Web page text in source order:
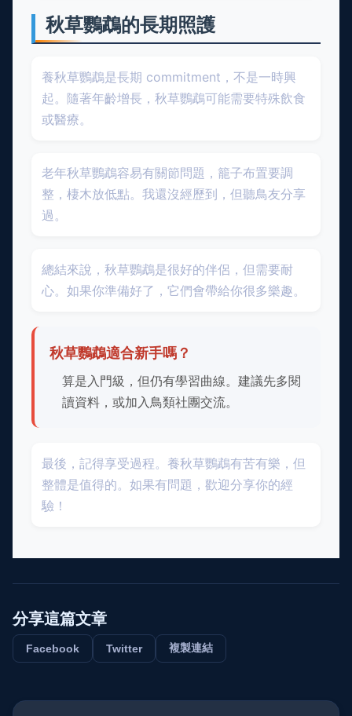
秋草鸚鵡的長期照護
養秋草鸚鵡是長期 commitment，不是一時興
起。隨著年齡增長，秋草鸚鵡可能需要特殊飲食
或醫療。
老年秋草鸚鵡容易有關節問題，籠子布置要調
整，棲木放低點。我還沒經歷到，但聽鳥友分享
過。
總結來說，秋草鸚鵡是很好的伴侶，但需要耐
心。如果你準備好了，它們會帶給你很多樂趣。
秋草鸚鵡適合新手嗎？
算是入門級，但仍有學習曲線。建議先多閱
讀資料，或加入鳥類社團交流。
最後，記得享受過程。養秋草鸚鵡有苦有樂，但
整體是值得的。如果有問題，歡迎分享你的經
驗！
分享這篇文章
Facebook Twitter 複製連結